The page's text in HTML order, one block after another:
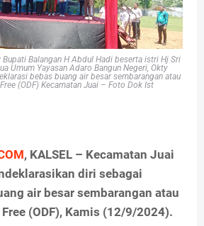
Bupati Balangan H Abdul Hadi beserta istri Hj Sri
Umum Yayasan Adaro Bangun Negeri, Okty
bebas buang air besar sembarangan atau
(ODF) Kecamatan Juai – Foto Dok Ist
, KALSEL – Kecamatan Juai
diri sebagai
air besar sembarangan atau
(ODF), Kamis (12/9/2024).